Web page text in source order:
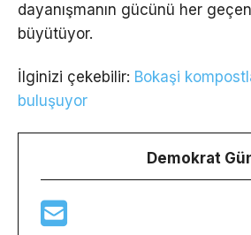
dayanışmanın gücünü her
büyütüyor.
İlginizi çekebilir: Bokaşi
buluşuyor
Demokrat